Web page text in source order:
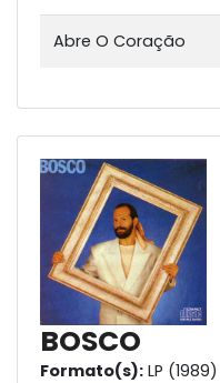
Abre O Coração
BOSCO
Formato(s): LP